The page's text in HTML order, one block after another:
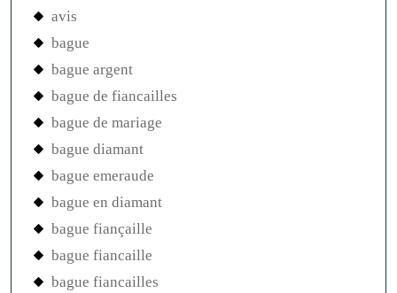
avis
bague
bague argent
bague de fiancailles
bague de mariage
bague diamant
bague emeraude
bague en diamant
bague fiançaille
bague fiancaille
bague fiancailles